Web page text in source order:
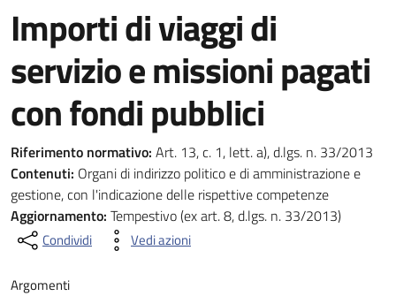
Importi di viaggi di
servizio e missioni pagati
con fondi pubblici
Riferimento normativo: Art. 13, c. 1, lett. a), d.lgs. n. 33/2013
Contenuti: Organi di indirizzo politico e di amministrazione e
gestione, con l'indicazione delle rispettive competenze
Aggiornamento: Tempestivo (ex art. 8, d.lgs. n. 33/2013)
Condividi Vedi azioni
Argomenti